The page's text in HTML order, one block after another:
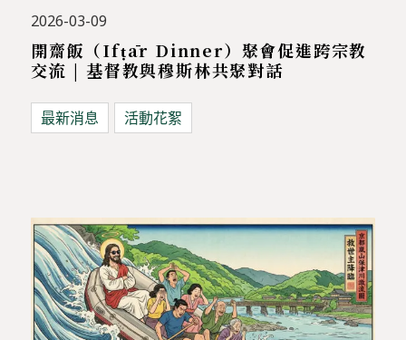
2026-03-09
開齋飯（Ifṭār Dinner）聚會促進跨宗教
交流 | 基督教與穆斯林共聚對話
最新消息 活動花絮